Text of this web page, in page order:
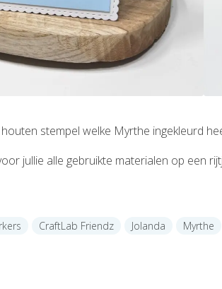
stempel welke Myrthe ingekleurd
jullie alle gebruikte materialen op een
CraftLab Friendz Jolanda Myrthe